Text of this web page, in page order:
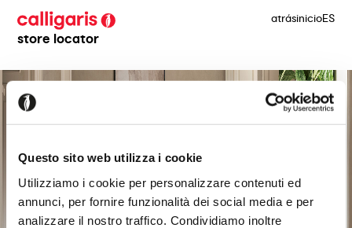
Questo sito web utilizza i cookie
Utilizziamo i cookie per personalizzare contenuti ed
annunci, per fornire funzionalità dei social media e per
analizzare il nostro traffico. Condividiamo inoltre
store locator
atrásinicioES